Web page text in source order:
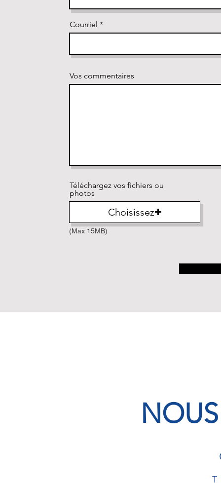
Courriel
Vos commentaires
Téléchargez vos fichiers ou
photos
Choisissez
(Max 15MB)
T